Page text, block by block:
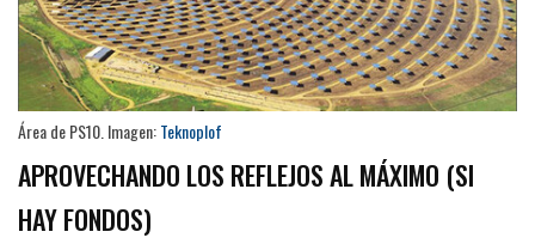
Área de PS10. Imagen:Teknoplof
APROVECHANDO LOS REFLEJOS AL MÁXIMO (SI
HAY FONDOS)